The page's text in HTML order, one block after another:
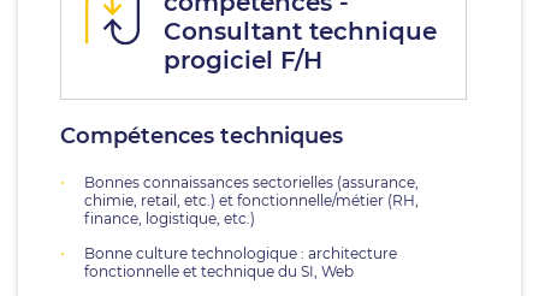
Consultant technique
progiciel F/H
Compétences techniques
Bonnes connaissances sectorielles (assurance,
chimie, retail, etc.) et fonctionnelle/métier (RH,
finance, logistique, etc.)
Bonne culture technologique : architecture
fonctionnelle et technique du SI, Web